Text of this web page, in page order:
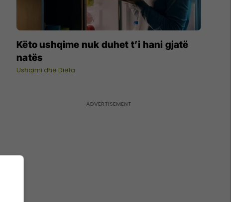
Këto ushqime nuk duhet t’i hani gjatë
natës
Ushqimi dhe Dieta